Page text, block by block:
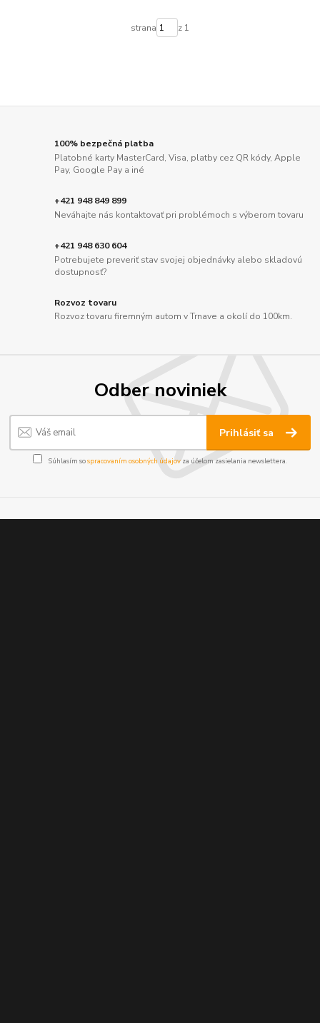
strana z 1
100% bezpečná platba
Platobné karty MasterCard, Visa, platby cez QR kódy, Apple
Pay, Google Pay a iné
+421 948 849 899
Neváhajte nás kontaktovať pri problémoch s výberom tovaru
+421 948 630 604
Potrebujete preveriť stav svojej objednávky alebo skladovú
dostupnosť?
Rozvoz tovaru
Rozvoz tovaru firemným autom v Trnave a okolí do 100km.
Odber noviniek
Prihlásiť sa
Súhlasím sospracovaním osobných údajov za účelom zasielania newslettera.